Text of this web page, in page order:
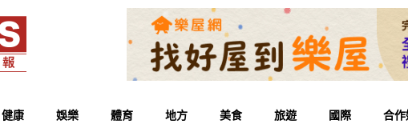
健康 娛樂 體育 地方 美食 旅遊 國際 合作